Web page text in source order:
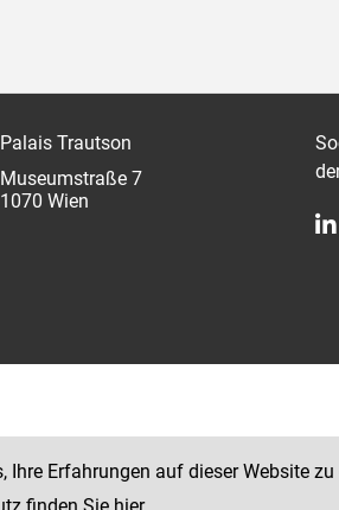
Palais Trautson
Museumstraße 7
1070 Wien
Ihre Erfahrungen auf dieser Website